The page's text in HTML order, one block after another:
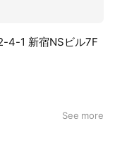
4-1 新宿NSビル7F
See more